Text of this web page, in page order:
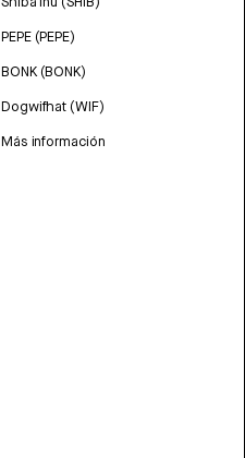
PEPE (PEPE)
BONK (BONK)
Dogwifhat (WIF)
Más información